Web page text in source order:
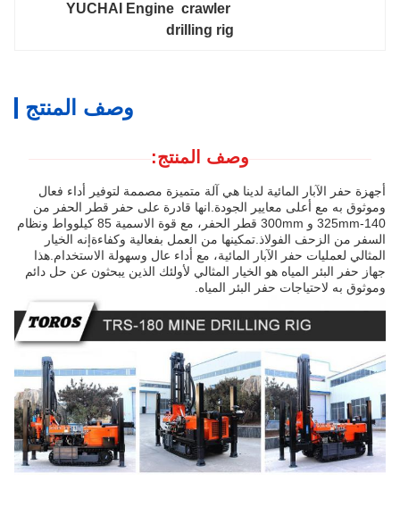
YUCHAI Engine  crawler
drilling rig
وصف المنتج
وصف المنتج:
أجهزة حفر الآبار المائية لدينا هي آلة متميزة مصممة لتوفير أداء فعال
وموثوق به مع أعلى معايير الجودة.انها قادرة على حفر قطر الحفر من
140-325mm و 300mm قطر الحفر، مع قوة الاسمية 85 كيلوواط ونظام
السفر من الزحف الفولاذ.تمكينها من العمل بفعالية وكفاءةإنه الخيار
المثالي لعمليات حفر الآبار المائية، مع أداء عال وسهولة الاستخدام.هذا
جهاز حفر البئر المياه هو الخيار المثالي لأولئك الذين يبحثون عن حل دائم
وموثوق به لاحتياجات حفر البئر المياه.